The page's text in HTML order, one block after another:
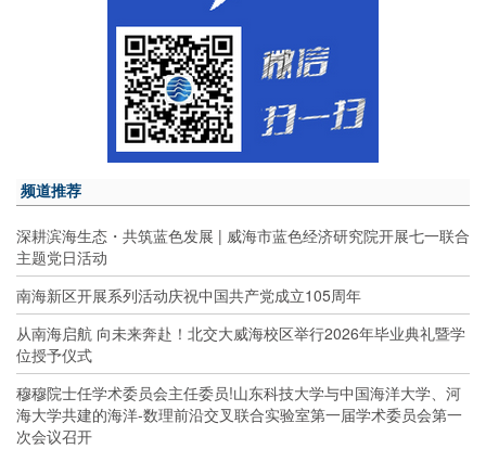
频道推荐
深耕滨海生态・共筑蓝色发展 | 威海市蓝色经济研究院开展七一联合
主题党日活动
南海新区开展系列活动庆祝中国共产党成立105周年
从南海启航 向未来奔赴！北交大威海校区举行2026年毕业典礼暨学
位授予仪式
穆穆院士任学术委员会主任委员!山东科技大学与中国海洋大学、河
海大学共建的海洋-数理前沿交叉联合实验室第一届学术委员会第一
次会议召开